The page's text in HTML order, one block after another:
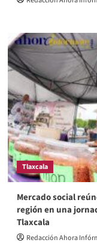
Tlaxcala
Mercado social
región en una
Tlaxcala
Redacción Ahora